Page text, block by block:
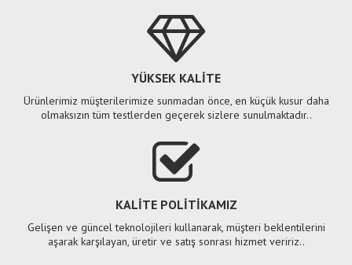
YÜKSEK KALİTE
Ürünlerimiz müşterilerimize sunmadan önce, en küçük kusur daha
olmaksızın tüm testlerden geçerek sizlere sunulmaktadır..
KALİTE POLİTİKAMIZ
Gelişen ve güncel teknolojileri kullanarak, müşteri beklentilerini
aşarak karşılayan, üretir ve satış sonrası hizmet veririz..